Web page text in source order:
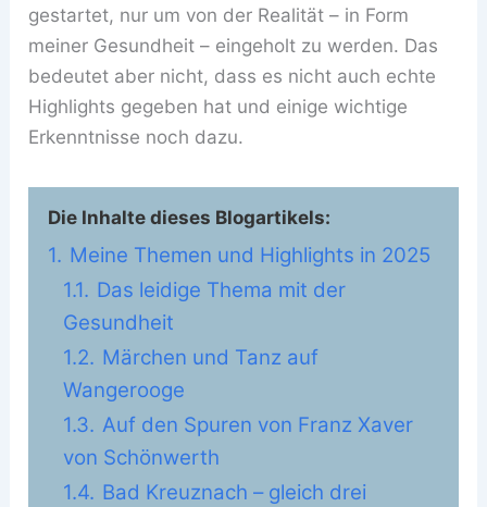
gestartet, nur um von der Realität – in Form
meiner Gesundheit – eingeholt zu werden. Das
bedeutet aber nicht, dass es nicht auch echte
Highlights gegeben hat und einige wichtige
Erkenntnisse noch dazu.
Die Inhalte dieses Blogartikels:
1. Meine Themen und Highlights in 2025
1.1. Das leidige Thema mit der
Gesundheit
1.2. Märchen und Tanz auf
Wangerooge
1.3. Auf den Spuren von Franz Xaver
von Schönwerth
1.4. Bad Kreuznach – gleich drei